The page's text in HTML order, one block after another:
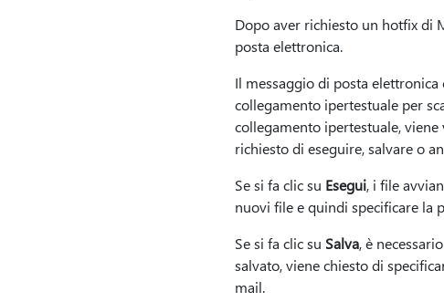
Dopo aver richiesto un hotfix di
posta elettronica.
Il messaggio di posta
collegamento ipertestuale per
collegamento ipertestuale,
richiesto di eseguire, salvare o
Se si fa clic su Esegui, i file
nuovi file e quindi specificare la
Se si fa clic su Salva, è
salvato, viene chiesto di
mail.